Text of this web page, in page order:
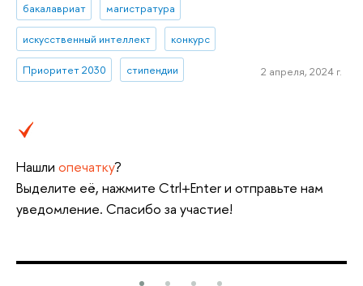
бакалавриат магистратура
искусственный интеллект конкурс
Приоритет 2030 стипендии 2 апреля, 2024 г.
Нашли опечатку?
Выделите её, нажмите Ctrl+Enter и отправьте нам
уведомление. Спасибо за участие!